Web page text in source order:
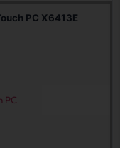
PC X6413E
PC